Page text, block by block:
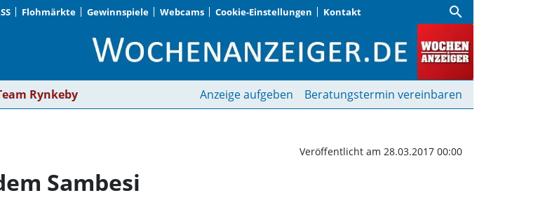
Flohmärkte Gewinnspiele Webcams Cookie-Einstellungen Kontakt search
· Nachts auf dem Sambesi |
Rynkeby Anzeige aufgeben Beratungstermin vereinbaren
Veröffentlicht am 28.03.2017 00:00
Sambesi